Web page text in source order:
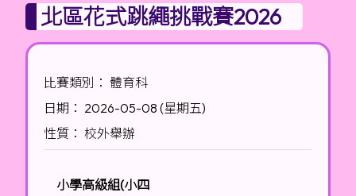
北區花式跳繩挑戰賽2026
比賽類別： 體育科
日期： 2026-05-08 (星期五)
性質： 校外舉辦
小學高級組(小四